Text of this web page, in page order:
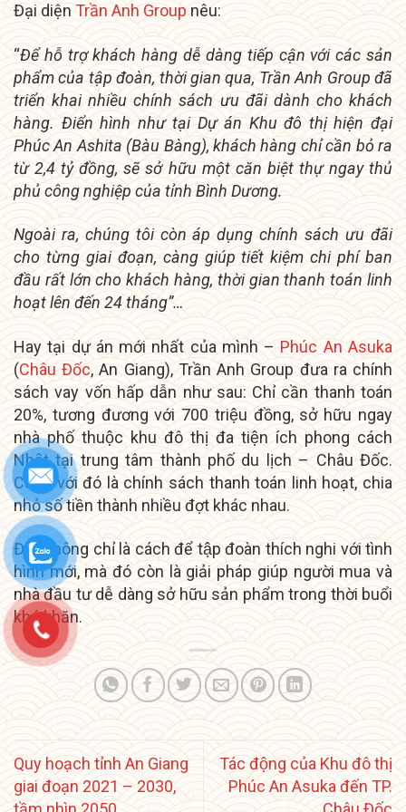
Đại diện Trần Anh Groupnêu:
“Để hỗ trợ khách hàng dễ dàng tiếp cận với các sản
phẩm của tập đoàn, thời gian qua, Trần Anh Group đã
triển khai nhiều chính sách ưu đãi dành cho khách
hàng. Điển hình như tại Dự án Khu đô thị hiện đại
Phúc An Ashita (Bàu Bàng), khách hàng chỉ cần bỏ ra
từ 2,4 tỷ đồng, sẽ sở hữu một căn biệt thự ngay thủ
phủ công nghiệp của tỉnh Bình Dương.
Ngoài ra, chúng tôi còn áp dụng chính sách ưu đãi
cho từng giai đoạn, càng giúp tiết kiệm chi phí ban
đầu rất lớn cho khách hàng, thời gian thanh toán linh
hoạt lên đến 24 tháng”…
Hay tại dự án mới nhất của mình –Phúc An Asuka
(Châu Đốc, An Giang), Trần Anh Group đưa ra chính
sách vay vốn hấp dẫn như sau: Chỉ cần thanh toán
20%, tương đương với 700 triệu đồng, sở hữu ngay
nhà phố thuộc khu đô thị đa tiện ích phong cách
Nhật tại trung tâm thành phố du lịch – Châu Đốc.
Cùng với đó là chính sách thanh toán linh hoạt, chia
nhỏ số tiền thành nhiều đợt khác nhau.
Đây không chỉ là cách để tập đoàn thích nghi với tình
hình mới, mà đó còn là giải pháp giúp người mua và
nhà đầu tư dễ dàng sở hữu sản phẩm trong thời buổi
khó khăn.
Quy hoạch tỉnh An Giang
giai đoạn 2021 – 2030,
Tác động của Khu đô thị
Phúc An Asuka đến TP.